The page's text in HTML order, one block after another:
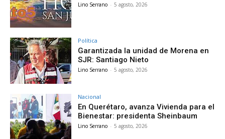
Lino Serrano - 5 agosto, 2026
Política
Garantizada la unidad de Morena en
SJR: Santiago Nieto
Lino Serrano - 5 agosto, 2026
Nacional
En Querétaro, avanza Vivienda para el
Bienestar: presidenta Sheinbaum
Lino Serrano - 5 agosto, 2026